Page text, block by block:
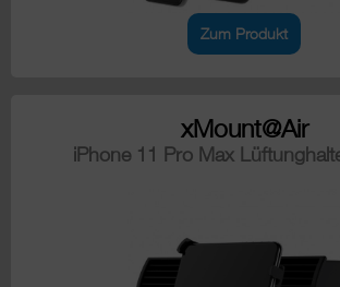
Zum Produkt
xMount@Air
iPhone 11 Pro Max